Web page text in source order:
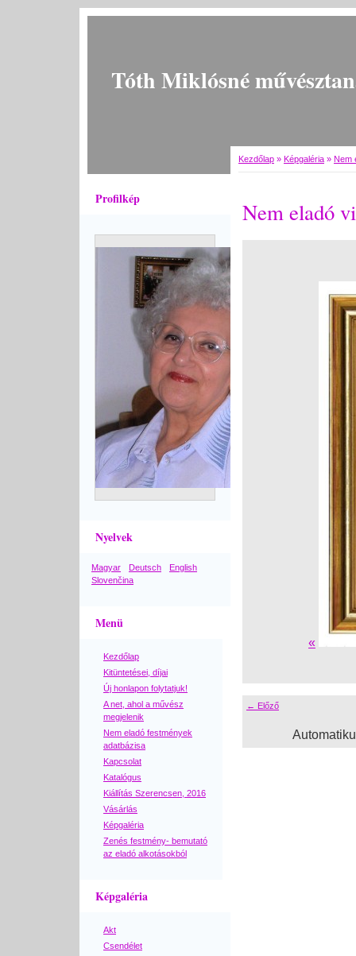
Tóth Miklósné
Profilkép
Nyelvek
Magyar Deutsch
English
Slovenčina
Menü
Kezdőlap
Kitüntetései, díjai
Új honlapon folytatjuk!
A net, ahol a művész
megjelenik
Nem eladó festmények
adatbázisa
Kapcsolat
Katalógus
Kiállítás Szerencsen, 2016
Vásárlás
Képgaléria
Zenés festmény- bemutató
az eladó alkotásokból
Képgaléria
Akt
Csendélet
Kezdőlap » Képgaléria » Nem
Nem eladó
«
← Előző